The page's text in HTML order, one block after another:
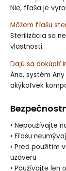
Nie, fľaša je
Môžem fľašu
Sterilizácia sa
vlastnosti.
Dajú sa dokúpiť
Áno, systém
akýkoľvek
• Nepoužívajte
• Fľašu
• Pred použitím
uzáveru
• Používajte len